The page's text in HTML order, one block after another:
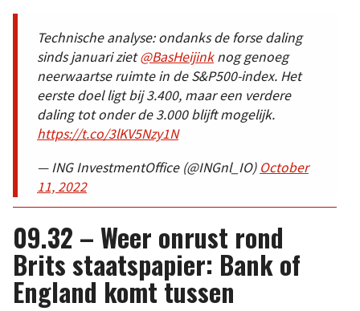
Technische analyse: ondanks de forse daling
sinds januari ziet@BasHeijinknog genoeg
neerwaartse ruimte in de S&P500-index. Het
eerste doel ligt bij 3.400, maar een verdere
daling tot onder de 3.000 blijft mogelijk.
https://t.co/3lKV5Nzy1N
— ING InvestmentOffice (@INGnl_IO) October
11, 2022
09.32 – Weer onrust rond
Brits staatspapier: Bank of
England komt tussen